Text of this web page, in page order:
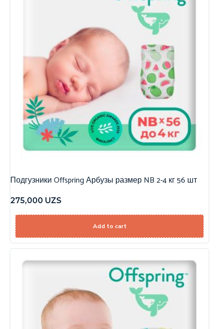
Подгузники Offspring Арбузы размер NB 2-4 кг 56 шт
275,000 UZS
Add to cart